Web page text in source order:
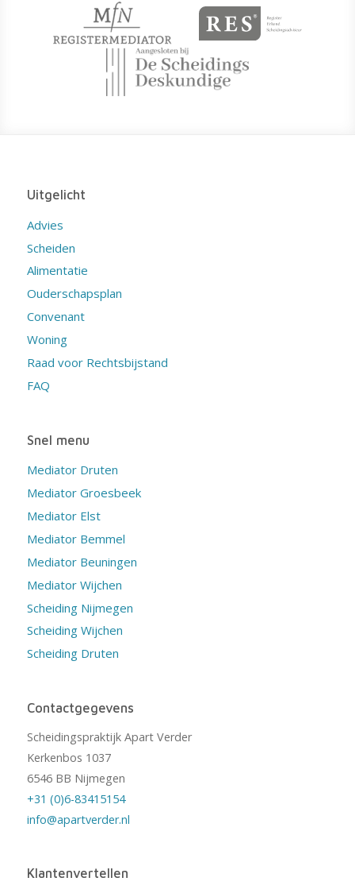
Uitgelicht
Advies
Scheiden
Alimentatie
Ouderschapsplan
Convenant
Woning
Raad voor Rechtsbijstand
FAQ
Snel menu
Mediator Druten
Mediator Groesbeek
Mediator Elst
Mediator Bemmel
Mediator Beuningen
Mediator Wijchen
Scheiding Nijmegen
Scheiding Wijchen
Scheiding Druten
Contactgegevens
Scheidingspraktijk Apart Verder
Kerkenbos 1037
6546 BB Nijmegen
+31 (0)6-83415154
info@apartverder.nl
Klantenvertellen